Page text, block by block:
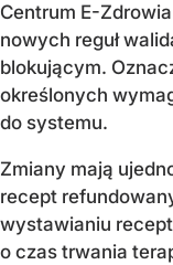
Centrum E-
nowych reguł
blokującym.
określonych
do systemu.
Zmiany mają
recept
wystawianiu
o czas trwania